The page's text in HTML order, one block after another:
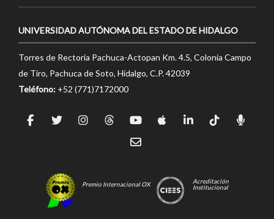
UNIVERSIDAD AUTÓNOMA DEL ESTADO DE HIDALGO
Torres de Rectoría Pachuca-Actopan Km. 4.5, Colonia Campo
de Tiro, Pachuca de Soto, Hidalgo, C.P. 42039
Teléfono: +52 (771)7172000
Premio Internacional OX
Acreditación
Institucional